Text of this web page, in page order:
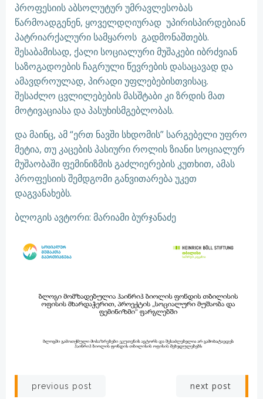
პროფესიის აბსოლუტურ უმრავლესობას
წარმოადგენენ, ყოველდღიურად უპირისპირდებიან
პატრიარქალური სამყაროს გადმონაშთებს.
შესაბამისად, ქალი სოციალური მუშაკები იბრძვიან
საზოგადოების ჩაგრული წევრების დასაცავად და
ამავდროულად, პირადი უფლებებისთვისაც.
შესაძლო ცვლილებების მასშტაბი კი ზრდის მათ
მოტივაციასა და პასუხისმგებლობას.
და მაინც, ამ “ერთ ნავში სხდომის” სარგებელი უფრო
მეტია, თუ კაცების პასიური როლის ზიანი სოციალურ
მუშაობაში ფემინიზმის გაძლიერების კუთხით, ამას
პროფესიის შემდგომი განვითარება უკეთ
დაგვანახებს.
ბლოგის ავტორი: მარიამი ბურჯანაძე
Post
previous post next post